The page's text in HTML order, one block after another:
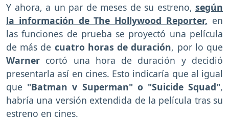
Y ahora, a un par de meses de su estreno, según
la información de The Hollywood Reporter, en
las funciones de prueba se proyectó una película
de más de cuatro horas de duración, por lo que
Warner cortó una hora de duración y decidió
presentarla así en cines. Esto indicaría que al igual
que "Batman v Superman" o "Suicide Squad",
habría una versión extendida de la película tras su
estreno en cines.